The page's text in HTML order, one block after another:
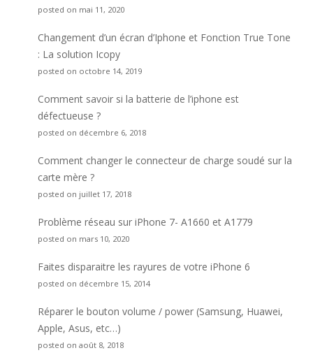
posted on mai 11, 2020
Changement d’un écran d’Iphone et Fonction True Tone
: La solution Icopy
posted on octobre 14, 2019
Comment savoir si la batterie de l’iphone est
défectueuse ?
posted on décembre 6, 2018
Comment changer le connecteur de charge soudé sur la
carte mère ?
posted on juillet 17, 2018
Problème réseau sur iPhone 7- A1660 et A1779
posted on mars 10, 2020
Faites disparaitre les rayures de votre iPhone 6
posted on décembre 15, 2014
Réparer le bouton volume / power (Samsung, Huawei,
Apple, Asus, etc…)
posted on août 8, 2018